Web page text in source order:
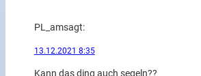
PL_amsagt:
13.12.2021 8:35